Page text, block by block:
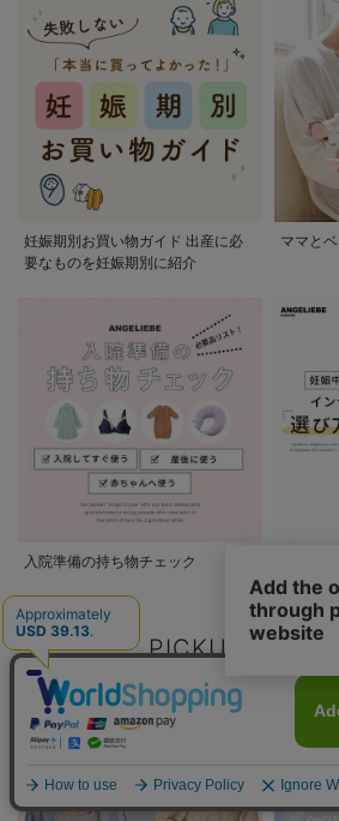
妊娠期別お買い物ガイド 出産に必
要なものを妊娠期別に紹介
ママと
入院準備の持ち物チェック
妊娠中
ド
PICKUP
マタニティウェア/マタニテ
マタニティ用品カテ